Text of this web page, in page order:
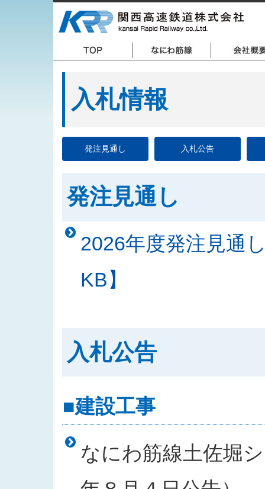
入札情報
発注見通し 入札公告
発注見通し
2026年度発注見通
KB】
入札公告
■建設工事
なにわ筋線土佐堀